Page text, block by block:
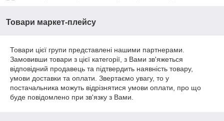
Товари маркет-плейсу
Товари цієї групи представлені нашими партнерами.
Замовивши товари з цієї категорії, з Вами зв'яжеться
відповідний продавець та підтвердить наявність товару,
умови доставки та оплати. Звертаємо увагу, то у
постачальника можуть відрізнятися умови оплати, про що
буде повідомлено при зв'язку з Вами.